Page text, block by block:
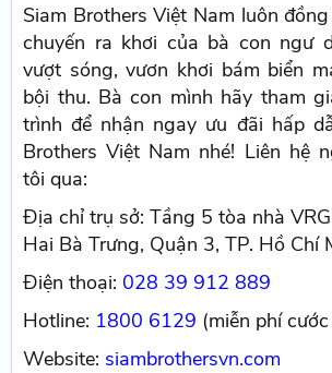
Siam Brothers Việt Nam luôn
chuyến ra khơi của bà con ngư
vượt sóng, vươn khơi bám biển
bội thu. Bà con mình hãy tham
trình để nhận ngay ưu đãi hấp
Brothers Việt Nam nhé! Liên hệ
tôi qua:
Địa chỉ trụ sở: Tầng 5 tòa nhà
Hai Bà Trưng, Quận 3, TP. Hồ Chí
Điện thoại: 028 39 912 889
Hotline: 1800 6129 (miễn phí
Website: siambrothersvn.com